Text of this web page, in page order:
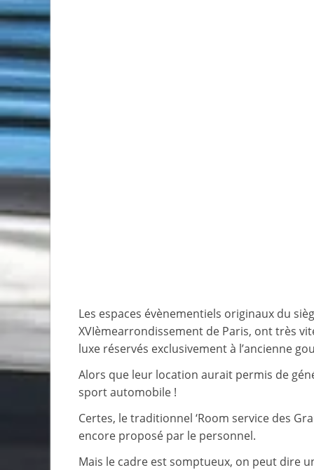
Les espaces évènementiels originaux du
XVIèmearrondissement de Paris, ont très
luxe réservés exclusivement à l’ancienne
Alors que leur location aurait permis de
sport automobile !
Certes, le traditionnel ‘Room service des
encore proposé par le personnel.
Mais le cadre est somptueux, on peut dire